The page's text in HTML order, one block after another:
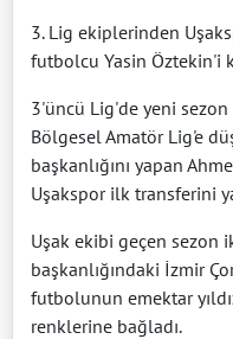
3. Lig ekiplerinden
futbolcu Yasin Öztekin'i
3'üncü Lig'de yeni
Bölgesel Amatör Lig'e
başkanlığını yapan
Uşakspor ilk transferini
Uşak ekibi geçen sezon
başkanlığındaki İzmir
futbolunun emektar
renklerine bağladı.